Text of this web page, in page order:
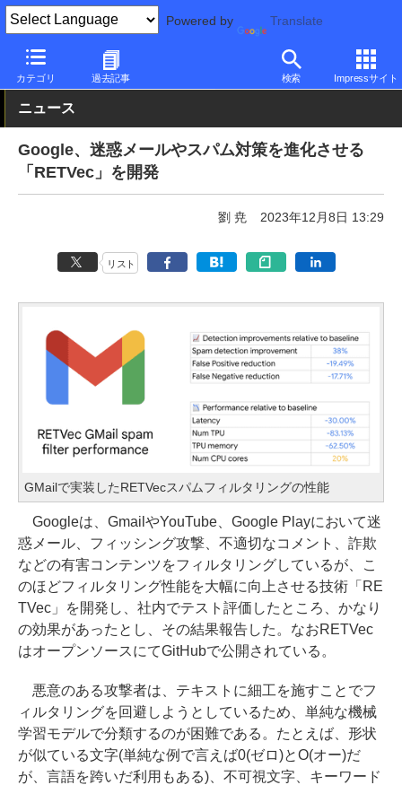
Powered by Translate
カテゴリ 過去記事 検索 Impressサイト
PC Watch 市場 技術
ニュース
Google、迷惑メールやスパム対策を進化させる
「RETVec」を開発
劉 尭 2023年12月8日 13:29
リスト
GMailで実装したRETVecスパムフィルタリングの性能
Googleは、GmailやYouTube、Google Playにおいて迷
惑メール、フィッシング攻撃、不適切なコメント、詐欺
などの有害コンテンツをフィルタリングしているが、こ
のほどフィルタリング性能を大幅に向上させる技術「RE
TVec」を開発し、社内でテスト評価したところ、かなり
の効果があったとし、その結果報告した。なおRETVec
はオープンソースにてGitHubで公開されている。
悪意のある攻撃者は、テキストに細工を施すことでフ
ィルタリングを回避しようとしているため、単純な機械
学習モデルで分類するのが困難である。たとえば、形状
が似ている文字(単純な例で言えば0(ゼロ)とO(オー)だ
が、言語を跨いだ利用もある)、不可視文字、キーワード